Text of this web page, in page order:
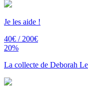
Je les aide !
40€ / 200€
20%
La collecte de Deborah